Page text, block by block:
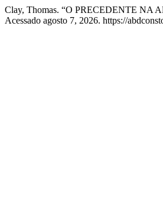
Clay, Thomas. “O PRECEDENTE NA
Acessado agosto 7, 2026. https://